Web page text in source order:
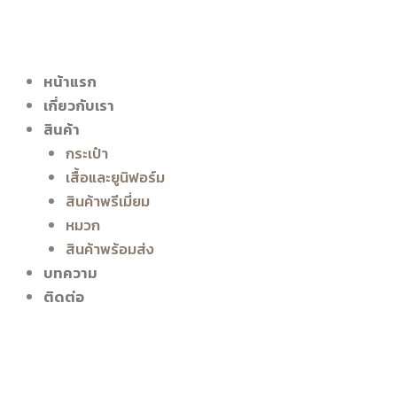
หน้าแรก
เกี่ยวกับเรา
สินค้า
กระเป๋า
เสื้อและยูนิฟอร์ม
สินค้าพรีเมี่ยม
หมวก
สินค้าพร้อมส่ง
บทความ
ติดต่อ